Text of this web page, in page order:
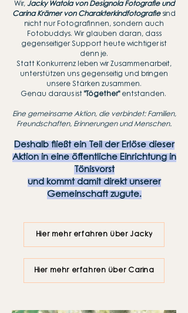
Wir, Jacky Watola von Designola Fotografie und
Carina Krämer von Charakterkindfotografie sind
nicht nur Fotografinnen, sondern auch
Fotobuddys. Wir glauben daran, dass
gegenseitiger Support heute wichtiger ist
denn je.
Statt Konkurrenz leben wir Zusammenarbeit,
unterstützen uns gegenseitig und bringen
unsere Stärken zusammen.
Genau daraus ist "Tögether"entstanden.
Eine gemeinsame Aktion, die verbindet: Familien,
Freundschaften, Erinnerungen und Menschen.
Deshalb fließt ein Teil der Erlöse dieser
Aktion in eine öffentliche Einrichtung in
Tönisvorst
und kommt damit direkt unserer
Gemeinschaft zugute.
Hier mehr erfahren über Jacky
Hier mehr erfahren über Carina